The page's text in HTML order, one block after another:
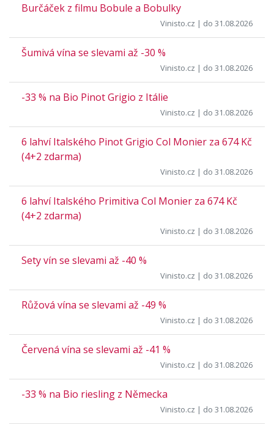
Burčáček z filmu Bobule a Bobulky
Vinisto.cz | do 31.08.2026
Šumivá vína se slevami až -30 %
Vinisto.cz | do 31.08.2026
-33 % na Bio Pinot Grigio z Itálie
Vinisto.cz | do 31.08.2026
6 lahví Italského Pinot Grigio Col Monier za 674 Kč
(4+2 zdarma)
Vinisto.cz | do 31.08.2026
6 lahví Italského Primitiva Col Monier za 674 Kč
(4+2 zdarma)
Vinisto.cz | do 31.08.2026
Sety vín se slevami až -40 %
Vinisto.cz | do 31.08.2026
Růžová vína se slevami až -49 %
Vinisto.cz | do 31.08.2026
Červená vína se slevami až -41 %
Vinisto.cz | do 31.08.2026
-33 % na Bio riesling z Německa
Vinisto.cz | do 31.08.2026